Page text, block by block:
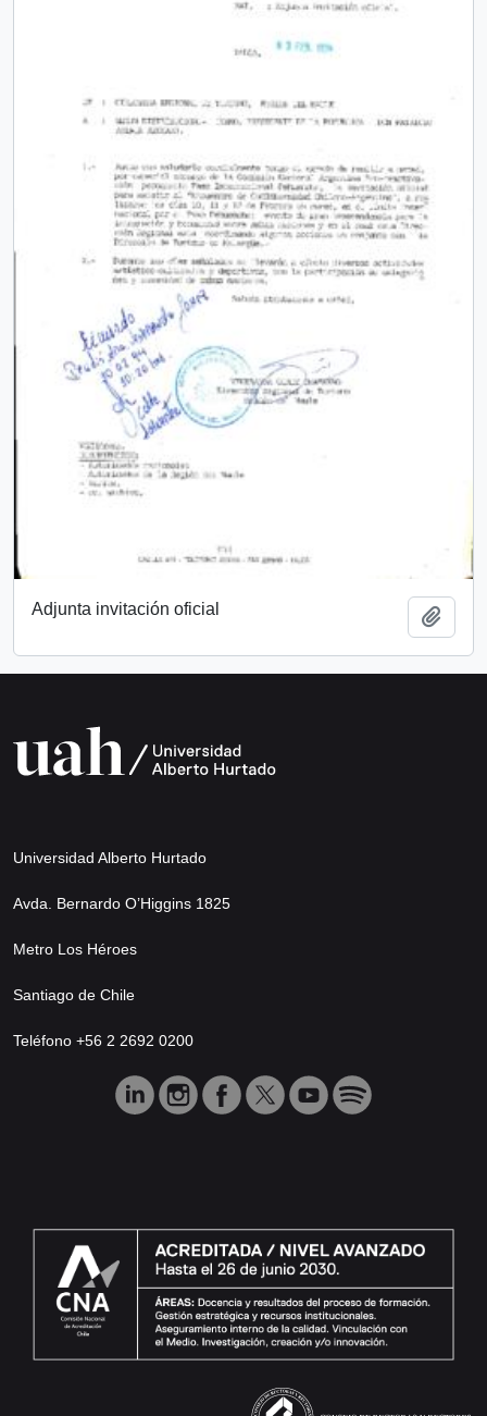
Adjunta invitación oficial
Universidad Alberto Hurtado
Avda. Bernardo O’Higgins 1825
Metro Los Héroes
Santiago de Chile
Teléfono +56 2 2692 0200